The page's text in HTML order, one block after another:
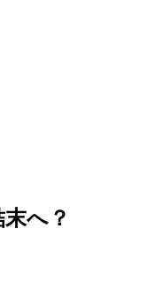
へ？